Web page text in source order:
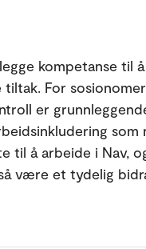
kompetanse til
For
er
til å arbeide i Nav,
være et tydelig